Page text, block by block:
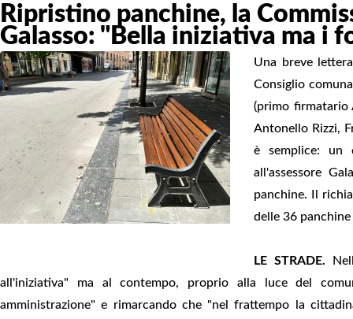
Ripristino panchine, la
Galasso: "Bella iniziativa ma i
Una breve
Consiglio
(primo firmatario
Antonello Rizzi,
è semplice: un
all'assessore
panchine. Il
delle 36
LE STRADE.
all'iniziativa" ma al contempo, proprio alla luce del
amministrazione" e rimarcando che "nel frattempo la